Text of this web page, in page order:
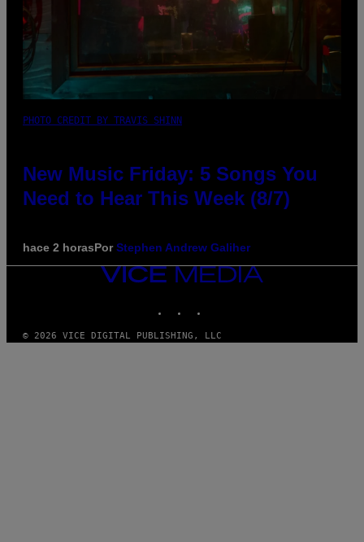
PHOTO CREDIT BY TRAVIS SHINN
New Music Friday: 5 Songs You
Need to Hear This Week (8/7)
hace 2 horasPorStephen Andrew Galiher
VICE
© 2026 VICE DIGITAL PUBLISHING, LLC